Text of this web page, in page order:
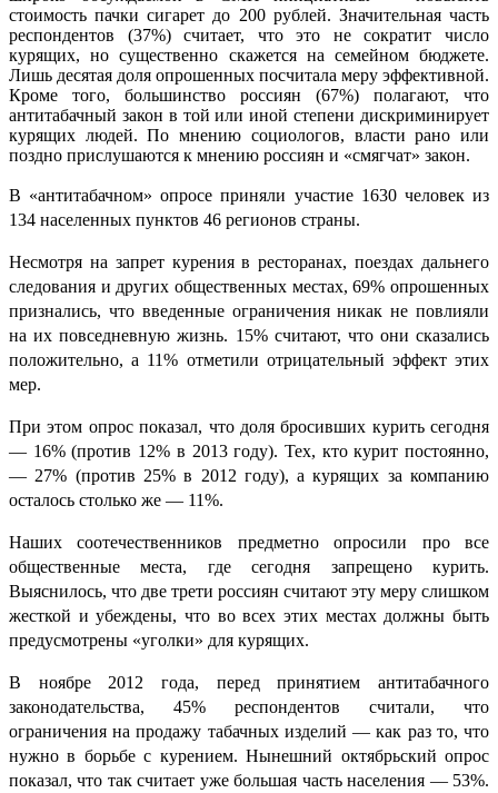
стоимость пачки сигарет до 200 рублей. Значительная часть
респондентов (37%) считает, что это не сократит число
курящих, но существенно скажется на семейном бюджете.
Лишь десятая доля опрошенных посчитала меру эффективной.
Кроме того, большинство россиян (67%) полагают, что
антитабачный закон в той или иной степени дискриминирует
курящих людей. По мнению социологов, власти рано или
поздно прислушаются к мнению россиян и «смягчат» закон.
В «антитабачном» опросе приняли участие 1630 человек из
134 населенных пунктов 46 регионов страны.
Несмотря на запрет курения в ресторанах, поездах дальнего
следования и других общественных местах, 69% опрошенных
признались, что введенные ограничения никак не повлияли
на их повседневную жизнь. 15% считают, что они сказались
положительно, а 11% отметили отрицательный эффект этих
мер.
При этом опрос показал, что доля бросивших курить сегодня
— 16% (против 12% в 2013 году). Тех, кто курит постоянно,
— 27% (против 25% в 2012 году), а курящих за компанию
осталось столько же — 11%.
Наших соотечественников предметно опросили про все
общественные места, где сегодня запрещено курить.
Выяснилось, что две трети россиян считают эту меру слишком
жесткой и убеждены, что во всех этих местах должны быть
предусмотрены «уголки» для курящих.
В ноябре 2012 года, перед принятием антитабачного
законодательства, 45% респондентов считали, что
ограничения на продажу табачных изделий — как раз то, что
нужно в борьбе с курением. Нынешний октябрьский опрос
показал, что так считает уже большая часть населения — 53%.